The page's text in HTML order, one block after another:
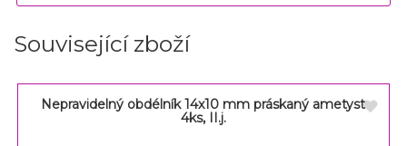
Související zboží
Nepravidelný obdélník 14x10 mm práskaný ametyst
4ks, II.j.